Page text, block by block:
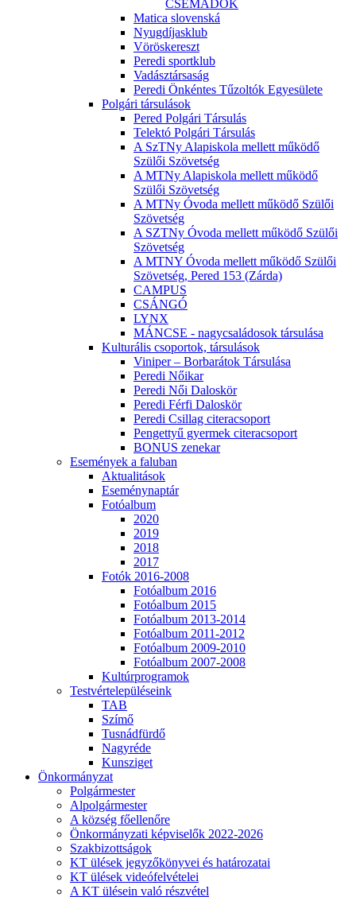
CSEMADOK
Matica slovenská
Nyugdíjasklub
Vöröskereszt
Peredi sportklub
Vadásztársaság
Peredi Önkéntes Tűzoltók Egyesülete
Polgári társulások
Pered Polgári Társulás
Telektó Polgári Társulás
A SzTNy Alapiskola mellett működő
Szülői Szövetség
A MTNy Alapiskola mellett működő
Szülői Szövetség
A MTNy Óvoda mellett működő Szülői
Szövetség
A SZTNy Óvoda mellett működő Szülői
Szövetség
A MTNY Óvoda mellett működő Szülői
Szövetség, Pered 153 (Zárda)
CAMPUS
CSÁNGÓ
LYNX
MÁNCSE - nagycsaládosok társulása
Kulturális csoportok, társulások
Viniper – Borbarátok Társulása
Peredi Nőikar
Peredi Női Daloskör
Peredi Férfi Daloskör
Peredi Csillag citeracsoport
Pengettyű gyermek citeracsoport
BONUS zenekar
Események a faluban
Aktualitások
Eseménynaptár
Fotóalbum
2020
2019
2018
2017
Fotók 2016-2008
Fotóalbum 2016
Fotóalbum 2015
Fotóalbum 2013-2014
Fotóalbum 2011-2012
Fotóalbum 2009-2010
Fotóalbum 2007-2008
Kultúrprogramok
Testvértelepüléseink
TAB
Szímő
Tusnádfürdő
Nagyréde
Kunsziget
Önkormányzat
Polgármester
Alpolgármester
A község főellenőre
Önkormányzati képviselők 2022-2026
Szakbizottságok
KT ülések jegyzőkönyvei és határozatai
KT ülések videófelvételei
A KT ülésein való részvétel